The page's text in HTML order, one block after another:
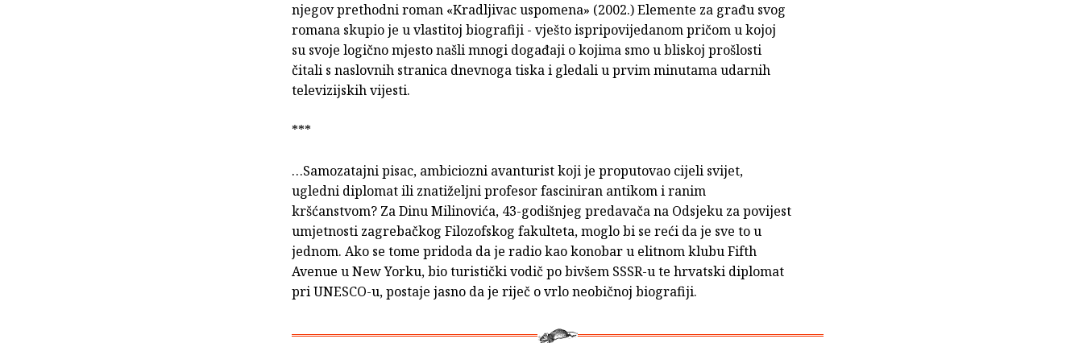
njegov prethodni roman «Kradljivac uspomena» (2002.) Elemente za građu svog
romana skupio je u vlastitoj biografiji - vješto ispripovijedanom pričom u kojoj
su svoje logično mjesto našli mnogi događaji o kojima smo u bliskoj prošlosti
čitali s naslovnih stranica dnevnoga tiska i gledali u prvim minutama udarnih
televizijskih vijesti.
***
…Samozatajni pisac, ambiciozni avanturist koji je proputovao cijeli svijet,
ugledni diplomat ili znatiželjni profesor fasciniran antikom i ranim
kršćanstvom? Za Dinu Milinovića, 43-godišnjeg predavača na Odsjeku za povijest
umjetnosti zagrebačkog Filozofskog fakulteta, moglo bi se reći da je sve to u
jednom. Ako se tome pridoda da je radio kao konobar u elitnom klubu Fifth
Avenue u New Yorku, bio turistički vodič po bivšem SSSR-u te hrvatski diplomat
pri UNESCO-u, postaje jasno da je riječ o vrlo neobičnoj biografiji.